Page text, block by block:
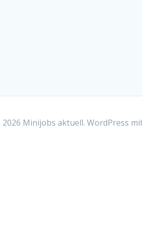
Minijobs aktuell. WordPress